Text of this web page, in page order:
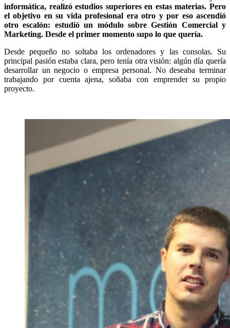
informática, realizó estudios superiores en estas materias. Pero
el objetivo en su vida profesional era otro y por eso ascendió
otro escalón: estudió un módulo sobre Gestión Comercial y
Marketing. Desde el primer momento supo lo que quería.
Desde pequeño no soltaba los ordenadores y las consolas. Su
principal pasión estaba clara, pero tenía otra visión: algún día quería
desarrollar un negocio o empresa personal. No deseaba terminar
trabajando por cuenta ajena, soñaba con emprender su propio
proyecto.